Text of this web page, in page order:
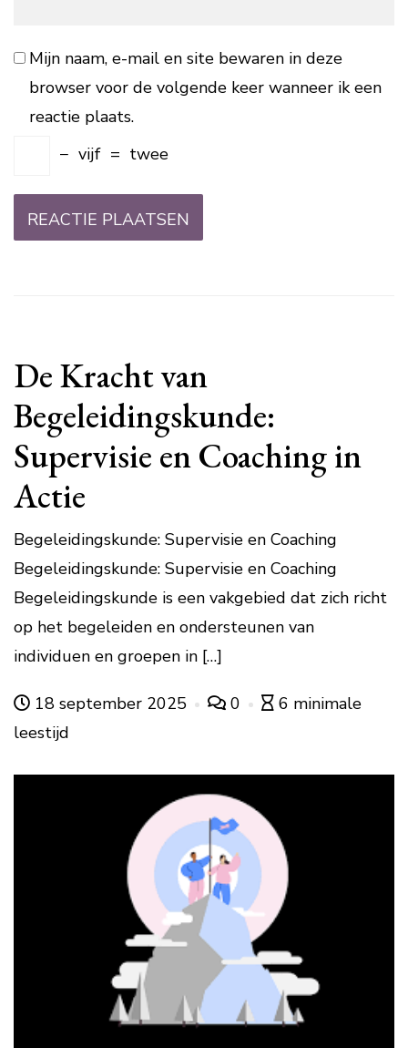
Mijn naam, e-mail en site bewaren in deze
browser voor de volgende keer wanneer ik een
reactie plaats.
− vijf = twee
De Kracht van
Begeleidingskunde:
Supervisie en Coaching in
Actie
Begeleidingskunde: Supervisie en Coaching
Begeleidingskunde: Supervisie en Coaching
Begeleidingskunde is een vakgebied dat zich richt
op het begeleiden en ondersteunen van
individuen en groepen in […]
18 september 2025 0
6 minimale
leestijd